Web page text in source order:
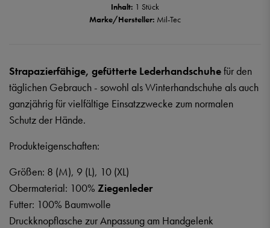
Inhalt: 1 Stück
Marke/Hersteller: Mil-Tec
Strapazierfähige, gefütterte Lederhandschuhefür den
täglichen Gebrauch - sowohl als Winterhandschuhe als auch
ganzjährig für vielfältige Einsatzzwecke zum normalen
Schutz der Hände.
Produkteigenschaften:
Größen: 8 (M), 9 (L), 10 (XL)
Obermaterial: 100% Ziegenleder
Futter: 100% Baumwolle
Druckknopflasche zur Anpassung am Handgelenk